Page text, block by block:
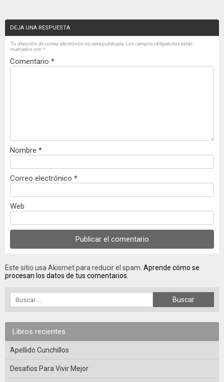
DEJA UNA RESPUESTA
Tu dirección de correo electrónico no será publicada. Los campos obligatorios están
marcados con *
Comentario *
Nombre *
Correo electrónico *
Web
Este sitio usa Akismet para reducir el spam. Aprende cómo se
procesan los datos de tus comentarios.
Libros recientes
Apellido Cunchillos
Desafios Para Vivir Mejor